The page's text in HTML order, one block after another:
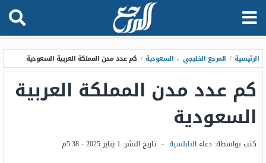
الرئيسية / المرجع الخليجي ، السعودية / كم عدد مدن المملكة العربية السعودية
كم عدد مدن المملكة العربية
السعودية
كتب بواسطة: دعاء النابلسية – تاريخ النشر: 1 يناير 2025 - 5:38م